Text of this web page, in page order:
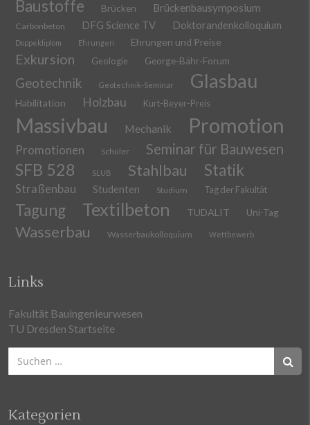
Baustoffe Brücken Brückenbausymposium
Carbonbeton DFG Science TV Doktorandenkolloquium
Doppeldiplom Ehrungen Ehrungen und Preise
Exkursion Geologie George-Bähr-Forum
Geotechnik Geotechnik-Seminar Glasbau
Habilitation Holzbau Kurt-Beyer-Preis
Massivbau Mechanik Promotion
Promotionen Schüler Seminar für Bauwesen
SFB 528 SLUB Stahlbau Statik
Straßenbau Studenten Studium Tag der Fakultät
Tagung Textilbeton TUDALIT Uni-Tag
Wasserbau Wasserbaukolloquium Wettbewerb
Links
Fakultät Bauingenieurwesen
TU Dresden Startseite
Suchen
nach:
Kategorien